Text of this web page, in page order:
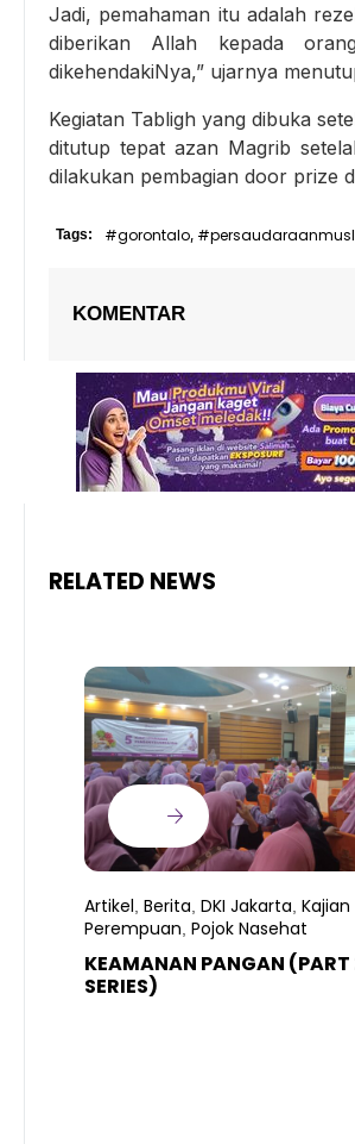
Jadi, pemahaman itu adalah
diberikan Allah kepada
dikehendakiNya,” ujarnya
Kegiatan Tabligh yang dibuka
ditutup tepat azan Magrib
dilakukan pembagian door prize
Tags: #gorontalo,
KOMENTAR
RELATED NEWS
Artikel Berita DKI Jakarta Kajian
Perempuan Pojok Nasehat
KEAMANAN PANGAN (PART
SERIES)